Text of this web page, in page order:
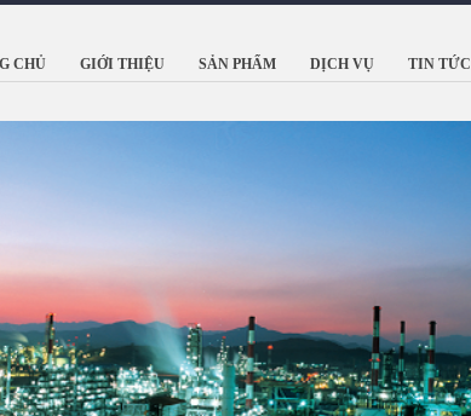
CHỦ GIỚI THIỆU SẢN PHẨM DỊCH VỤ TIN TỨC